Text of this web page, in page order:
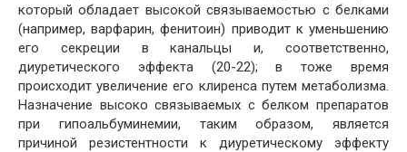
который обладает высокой связываемостью с белками
(например, варфарин, фенитоин) приводит к уменьшению
его секреции в канальцы и, соответственно,
диуретического эффекта (20-22); в тоже время
происходит увеличение его клиренса путем метаболизма.
Назначение высоко связываемых с белком препаратов
при гипоальбуминемии, таким образом, является
причиной резистентности к диуретическому эффекту